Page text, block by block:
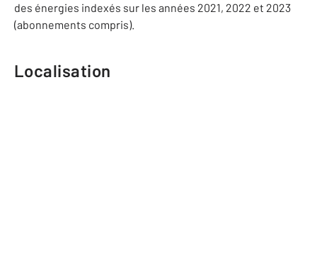
des énergies indexés sur les années 2021, 2022 et 2023
(abonnements compris).
Localisation